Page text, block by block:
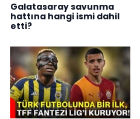
Galatasaray savunma
hattına hangi ismi dahil
etti?